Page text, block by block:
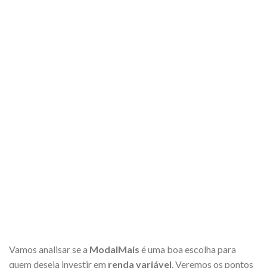
Vamos analisar se a ModalMais é uma boa escolha para
quem deseja investir em renda variável . Veremos os pontos